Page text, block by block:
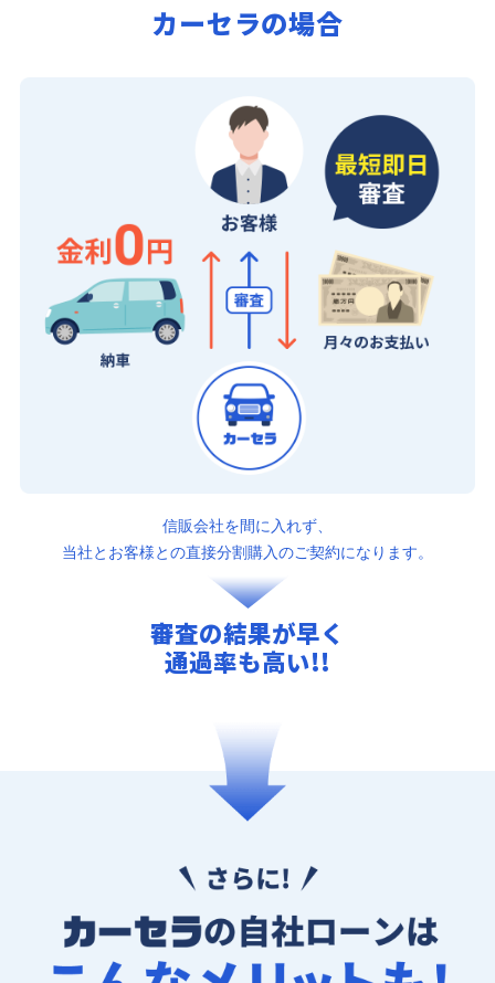
カーセラの場合
信販会社を間に入れず、
当社とお客様との直接分割購入のご契約になります。
審査の結果が早く
通過率も高い!!